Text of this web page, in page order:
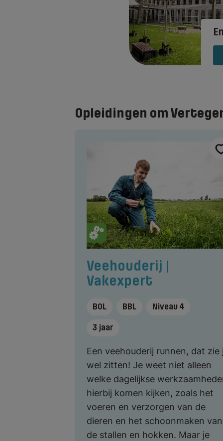
Opleidingen om
Veehouderij |
Vakexpert
BOL BBL Niveau 4
3 jaar
Een veehouderij runnen, dat zie
wel zitten! Je weet niet alleen
welke dagelijkse
hierbij komen kijken, zoals het
voeren en verzorgen van de
dieren en het schoonmaken van
de stallen en hokken. Maar je